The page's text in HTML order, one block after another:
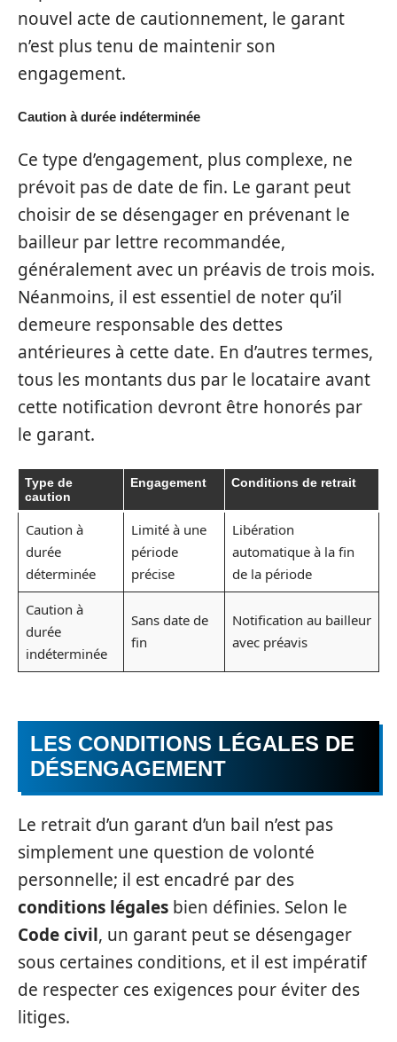
nouvel acte de cautionnement, le garant
n’est plus tenu de maintenir son
engagement.
Caution à durée indéterminée
Ce type d’engagement, plus complexe, ne
prévoit pas de date de fin. Le garant peut
choisir de se désengager en prévenant le
bailleur par lettre recommandée,
généralement avec un préavis de trois mois.
Néanmoins, il est essentiel de noter qu’il
demeure responsable des dettes
antérieures à cette date. En d’autres termes,
tous les montants dus par le locataire avant
cette notification devront être honorés par
le garant.
Type de
caution
Engagement Conditions de retrait
Caution à
durée
déterminée
Limité à une
période
précise
Libération
automatique à la fin
de la période
Caution à
durée
indéterminée
Sans date de
fin
Notification au bailleur
avec préavis
LES CONDITIONS LÉGALES DE
DÉSENGAGEMENT
Le retrait d’un garant d’un bail n’est pas
simplement une question de volonté
personnelle; il est encadré par des
conditions légales bien définies. Selon le
Code civil, un garant peut se désengager
sous certaines conditions, et il est impératif
de respecter ces exigences pour éviter des
litiges.